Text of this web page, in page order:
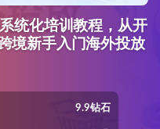
统化培训教程，从开
境新手入门海外投放
9.9钻石